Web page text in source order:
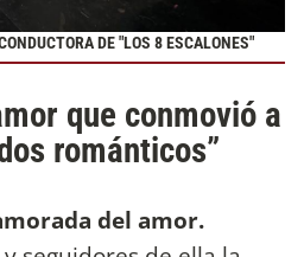
DE "LOS 8 ESCALONES"
que conmovió a
románticos”
del amor.